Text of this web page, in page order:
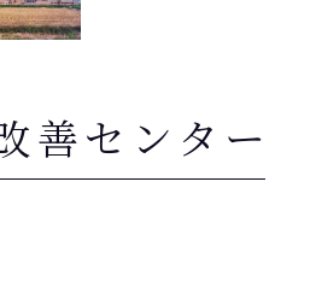
善センター